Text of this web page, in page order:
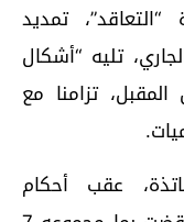
تمديد
حتى 20 مارس الجاري، تليه “أشكال
المحاكم يوم 6 أبريل المقبل، تزامنا مع
عقب أحكام